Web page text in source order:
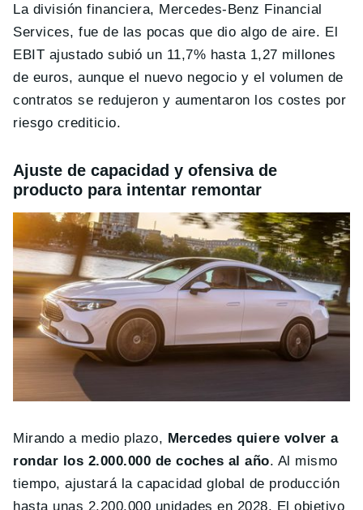
La división financiera, Mercedes-Benz Financial
Services, fue de las pocas que dio algo de aire. El
EBIT ajustado subió un 11,7% hasta 1,27 millones
de euros, aunque el nuevo negocio y el volumen de
contratos se redujeron y aumentaron los costes por
riesgo crediticio.
Ajuste de capacidad y ofensiva de
producto para intentar remontar
Mirando a medio plazo, Mercedes quiere volver a
rondar los 2.000.000 de coches al año. Al mismo
tiempo, ajustará la capacidad global de producción
hasta unas 2.200.000 unidades en 2028. El objetivo